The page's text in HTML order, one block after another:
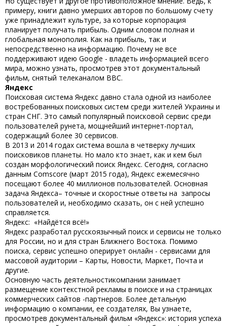
примеру, книги давно умерших авторов по большому счету
уже принадлежит культуре, за которые корпорация
планирует получать прибыль. Одним словом полная и
глобальная монополия. Как на прибыль, так и
непосредственно на информацию. Почему не все
поддерживают идею Google - владеть информацией всего
мира, можно узнать, просмотрев этот документальный
фильм, снятый телеканалом BBC.
Яндекс
Поисковая система Яндекс давно стала одной из наиболее
востребованных поисковых систем среди жителей Украины и
стран СНГ. Это самый популярный поисковой сервис среди
пользователей рунета, мощнейший интернет-портал,
содержащий более 30 сервисов.
В 2013 и 2014 годах система вошла в четверку лучших
поисковиков планеты. Но мало кто знает, как и кем был
создан морфологический поиск Яндекс. Сегодня, согласно
данным Comscore (март 2015 года), Яндекс ежемесячно
посещают более 40 миллионов пользователей. Основная
задача Яндекса– точные и скоростные ответы на запросы
пользователей и, необходимо сказать, он с ней успешно
справляется.
Яндекс: «Найдётся всё!»
Яндекс разработал русскоязычный поиск и сервисы не только
для России, но и для стран Ближнего Востока. Помимо
поиска, сервис успешно оперирует онлайн - сервисами для
массовой аудитории – Карты, Новости, Маркет, Почта и
другие.
Основную часть деятельностикомпании занимает
размещение контекстной рекламы в поиске и на страницах
коммерческих сайтов -партнеров. Более детальную
информацию о компании, ее создателях, Вы узнаете,
просмотрев документальный фильм «Яндекс»: история успеха